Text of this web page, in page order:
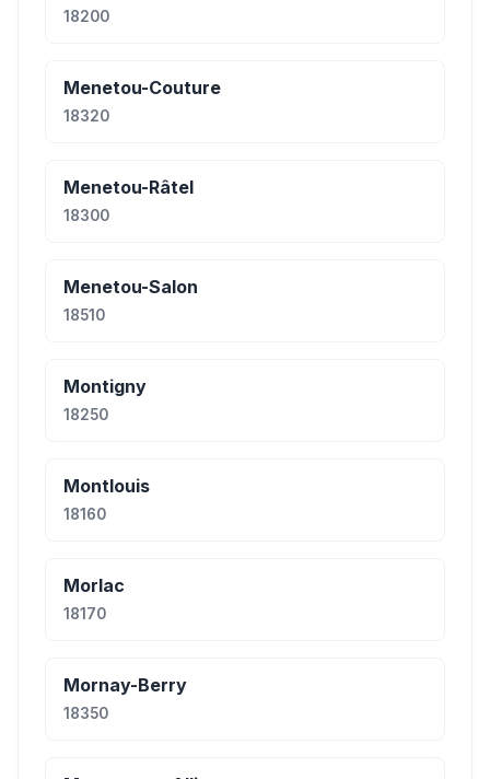
18200
Menetou-Couture
18320
Menetou-Râtel
18300
Menetou-Salon
18510
Montigny
18250
Montlouis
18160
Morlac
18170
Mornay-Berry
18350